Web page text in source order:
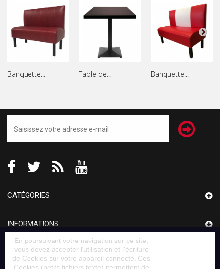
Banquette... Table de... Banquette...
CATÉGORIES
INFORMATIONS
MON COMPTE
En poursuivant votre navigation sur ce site,
vous devez accepter l’utilisation et l'écriture
de Cookies sur votre appareil connecté. Ces
Cookies (petits fichiers texte) permettent de